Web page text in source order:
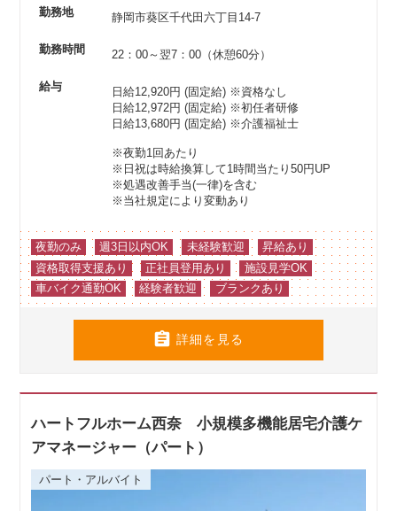
勤務地 静岡市葵区千代田六丁目14-7
勤務時間 22：00～翌7：00（休憩60分）
給与 日給12,920円 (固定給) ※資格なし
日給12,972円 (固定給) ※初任者研修
日給13,680円 (固定給) ※介護福祉士
※夜勤1回あたり
※日祝は時給換算して1時間当たり50円UP
※処遇改善手当(一律)を含む
※当社規定により変動あり
夜勤のみ 週3日以内OK 未経験歓迎
昇給あり
資格取得支援あり
正社員登用あり
施設見学OK
車バイク通勤OK
経験者歓迎 ブランクあり
 詳細を見る
ハートフルホーム西奈 小規模多機能居宅介護ケ
アマネージャー（パート）
パート・アルバイト